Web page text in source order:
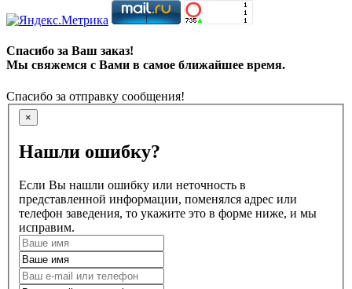
Спасибо за Ваш заказ!
Мы свяжемся с Вами в самое ближайшее время.
Спасибо за отправку сообщения!
×
Нашли ошибку?
Если Вы нашли ошибку или неточность в
представленной информации, поменялся адрес или
телефон заведения, то укажите это в форме ниже, и мы
исправим.